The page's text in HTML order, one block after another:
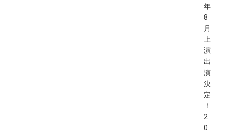
年
8
月
上
演
出
演
決
定
！
2
0